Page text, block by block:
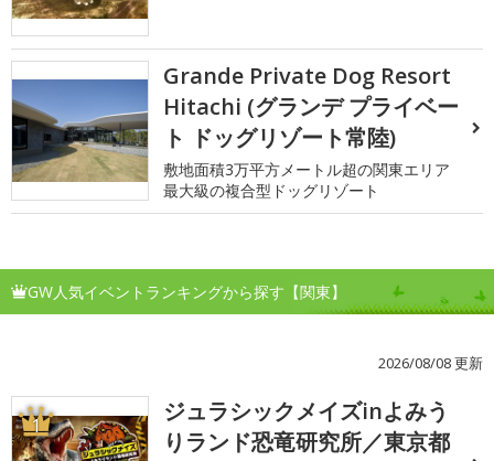
Grande Private Dog Resort
Hitachi (グランデ プライベー
ト ドッグリゾート常陸)
敷地面積3万平方メートル超の関東エリア
最大級の複合型ドッグリゾート
GW人気イベントランキングから探す【関東】
2026/08/08 更新
1
ジュラシックメイズinよみう
りランド恐竜研究所／東京都